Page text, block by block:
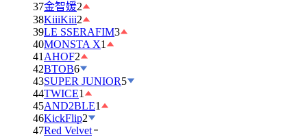
37金智媛2
38KiiiKiii2
39LE SSERAFIM3
40MONSTA X1
41 AHOF2
42BTOB6
43SUPER JUNIOR5
44TWICE1
45AND2BLE1
46KickFlip2
47Red Velvet